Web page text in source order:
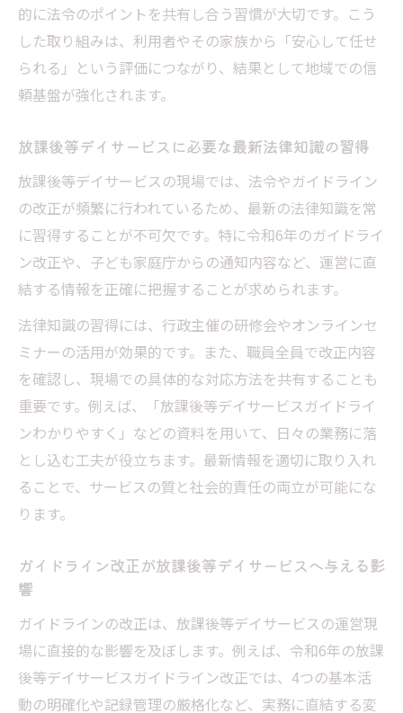
的に法令のポイントを共有し合う習慣が大切です。こう
した取り組みは、利用者やその家族から「安心して任せ
られる」という評価につながり、結果として地域での信
頼基盤が強化されます。
放課後等デイサービスに必要な最新法律知識の習得
放課後等デイサービスの現場では、法令やガイドライン
の改正が頻繁に行われているため、最新の法律知識を常
に習得することが不可欠です。特に令和6年のガイドライ
ン改正や、子ども家庭庁からの通知内容など、運営に直
結する情報を正確に把握することが求められます。
法律知識の習得には、行政主催の研修会やオンラインセ
ミナーの活用が効果的です。また、職員全員で改正内容
を確認し、現場での具体的な対応方法を共有することも
重要です。例えば、「放課後等デイサービスガイドライ
ンわかりやすく」などの資料を用いて、日々の業務に落
とし込む工夫が役立ちます。最新情報を適切に取り入れ
ることで、サービスの質と社会的責任の両立が可能にな
ります。
ガイドライン改正が放課後等デイサービスへ与える影
響
ガイドラインの改正は、放課後等デイサービスの運営現
場に直接的な影響を及ぼします。例えば、令和6年の放課
後等デイサービスガイドライン改正では、4つの基本活
動の明確化や記録管理の厳格化など、実務に直結する変